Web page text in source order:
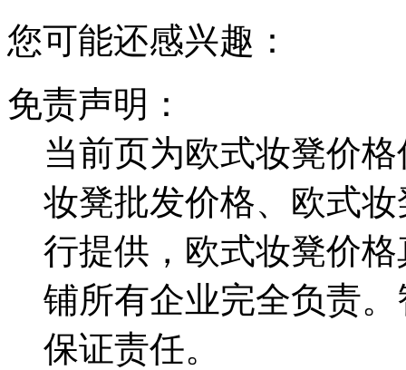
您可能还感兴趣：
免责声明：
当前页为欧式妆凳价
妆凳批发价格、欧式
行提供，欧式妆凳价
铺所有企业完全负责
保证责任。